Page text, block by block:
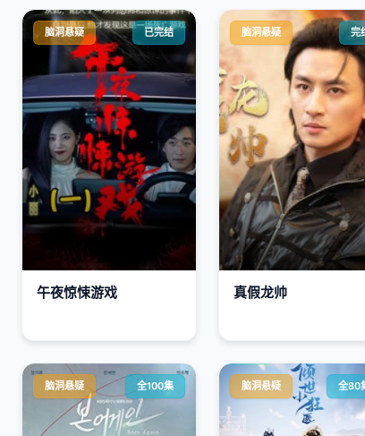
脑洞悬疑 已完结
午夜惊悚游戏
脑洞悬疑 完
真假龙帅
脑洞悬疑 全100集 脑洞悬疑 全80